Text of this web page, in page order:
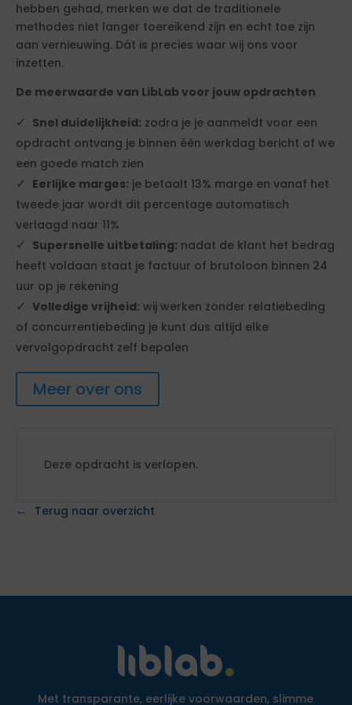
hebben gehad, merken we dat de traditionele
methodes niet langer toereikend zijn en echt toe zijn
aan vernieuwing. Dát is precies waar wij ons voor
inzetten.
De meerwaarde van LibLab voor jouw opdrachten
Snel duidelijkheid: zodra je je aanmeldt voor een
opdracht ontvang je binnen één werkdag bericht of we
een goede match zien
Eerlijke marges: je betaalt 13% marge en vanaf het
tweede jaar wordt dit percentage automatisch
verlaagd naar 11%
Supersnelle uitbetaling: nadat de klant het bedrag
heeft voldaan staat je factuur of brutoloon binnen 24
uur op je rekening
Volledige vrijheid: wij werken zonder relatiebeding
of concurrentiebeding je kunt dus altijd elke
vervolgopdracht zelf bepalen
Meer over ons
Deze opdracht is verlopen.
Terug naar overzicht
Met transparante, eerlijke voorwaarden, slimme